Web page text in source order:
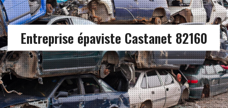
Entreprise épaviste Castanet 82160